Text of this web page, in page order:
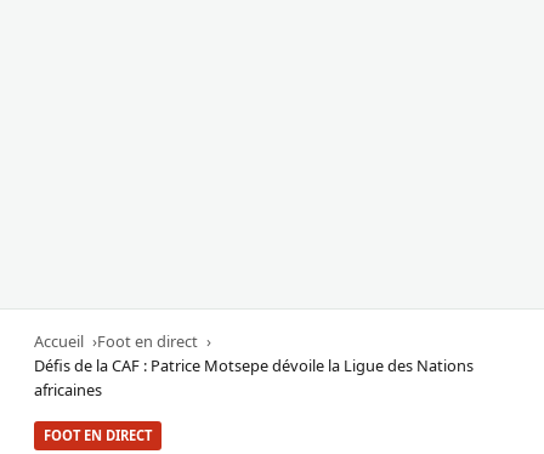
Accueil
Foot en direct
Défis de la CAF : Patrice Motsepe dévoile la Ligue des Nations
africaines
FOOT EN DIRECT